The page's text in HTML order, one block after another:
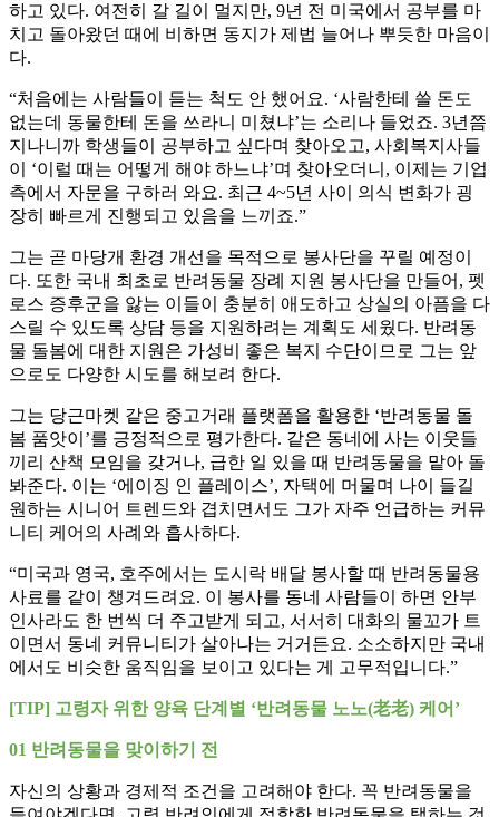
하고 있다. 여전히 갈 길이 멀지만, 9년 전 미국에서 공부를 마
치고 돌아왔던 때에 비하면 동지가 제법 늘어나 뿌듯한 마음이
다.
“처음에는 사람들이 듣는 척도 안 했어요. ‘사람한테 쓸 돈도
없는데 동물한테 돈을 쓰라니 미쳤냐’는 소리나 들었죠. 3년쯤
지나니까 학생들이 공부하고 싶다며 찾아오고, 사회복지사들
이 ‘이럴 때는 어떻게 해야 하느냐’며 찾아오더니, 이제는 기업
측에서 자문을 구하러 와요. 최근 4~5년 사이 의식 변화가 굉
장히 빠르게 진행되고 있음을 느끼죠.”
그는 곧 마당개 환경 개선을 목적으로 봉사단을 꾸릴 예정이
다. 또한 국내 최초로 반려동물 장례 지원 봉사단을 만들어, 펫
로스 증후군을 앓는 이들이 충분히 애도하고 상실의 아픔을 다
스릴 수 있도록 상담 등을 지원하려는 계획도 세웠다. 반려동
물 돌봄에 대한 지원은 가성비 좋은 복지 수단이므로 그는 앞
으로도 다양한 시도를 해보려 한다.
그는 당근마켓 같은 중고거래 플랫폼을 활용한 ‘반려동물 돌
봄 품앗이’를 긍정적으로 평가한다. 같은 동네에 사는 이웃들
끼리 산책 모임을 갖거나, 급한 일 있을 때 반려동물을 맡아 돌
봐준다. 이는 ‘에이징 인 플레이스’, 자택에 머물며 나이 들길
원하는 시니어 트렌드와 겹치면서도 그가 자주 언급하는 커뮤
니티 케어의 사례와 흡사하다.
“미국과 영국, 호주에서는 도시락 배달 봉사할 때 반려동물용
사료를 같이 챙겨드려요. 이 봉사를 동네 사람들이 하면 안부
인사라도 한 번씩 더 주고받게 되고, 서서히 대화의 물꼬가 트
이면서 동네 커뮤니티가 살아나는 거거든요. 소소하지만 국내
에서도 비슷한 움직임을 보이고 있다는 게 고무적입니다.”
[TIP] 고령자 위한 양육 단계별 ‘반려동물 노노(老老) 케어’
01 반려동물을 맞이하기 전
자신의 상황과 경제적 조건을 고려해야 한다. 꼭 반려동물을